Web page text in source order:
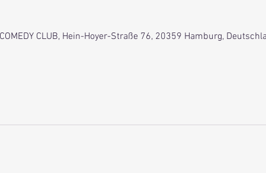
CLUB, Hein-Hoyer-Straße 76, 20359 Hamburg,